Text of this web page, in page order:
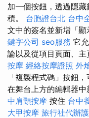
加一個按鈕，透過隱
積。 台胞證台北 台中
文中的簽名並新增「顯
鍵字公司 seo服務 它
論以及從項目頁面、主
按摩 經絡按摩證照 外
「複製程式碼」按鈕
在舞台上方的編輯器中
中肩頸按摩 按住 台中
大甲按摩 旅行社代辦